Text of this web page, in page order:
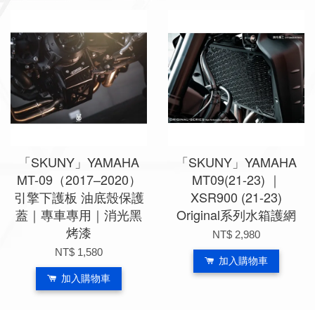
「SKUNY」YAMAHA
MT-09（2017–2020）
引擎下護板 油底殼保護
蓋｜專車專用｜消光黑
烤漆
NT$ 1,580
加入購物車
「SKUNY」YAMAHA
MT09(21-23) ｜
XSR900 (21-23)
Original系列水箱護網
NT$ 2,980
加入購物車